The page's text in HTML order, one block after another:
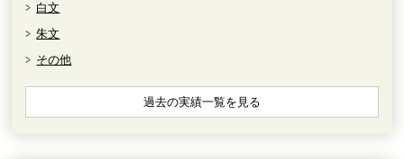
白文
朱文
その他
過去の実績一覧を見る